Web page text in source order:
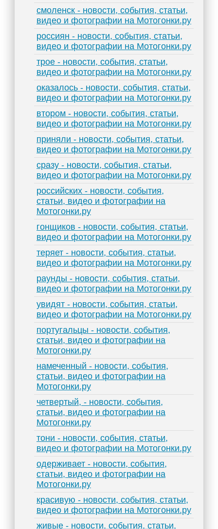
смоленск - новости, события, статьи,
видео и фотографии на Мотогонки.ру
россиян - новости, события, статьи,
видео и фотографии на Мотогонки.ру
трое - новости, события, статьи,
видео и фотографии на Мотогонки.ру
оказалось - новости, события, статьи,
видео и фотографии на Мотогонки.ру
втором - новости, события, статьи,
видео и фотографии на Мотогонки.ру
приняли - новости, события, статьи,
видео и фотографии на Мотогонки.ру
сразу - новости, события, статьи,
видео и фотографии на Мотогонки.ру
российских - новости, события,
статьи, видео и фотографии на
Мотогонки.ру
гонщиков - новости, события, статьи,
видео и фотографии на Мотогонки.ру
теряет - новости, события, статьи,
видео и фотографии на Мотогонки.ру
раунды - новости, события, статьи,
видео и фотографии на Мотогонки.ру
увидят - новости, события, статьи,
видео и фотографии на Мотогонки.ру
португальцы - новости, события,
статьи, видео и фотографии на
Мотогонки.ру
намеченный - новости, события,
статьи, видео и фотографии на
Мотогонки.ру
четвертый, - новости, события,
статьи, видео и фотографии на
Мотогонки.ру
тони - новости, события, статьи,
видео и фотографии на Мотогонки.ру
одерживает - новости, события,
статьи, видео и фотографии на
Мотогонки.ру
красивую - новости, события, статьи,
видео и фотографии на Мотогонки.ру
живые - новости, события, статьи,